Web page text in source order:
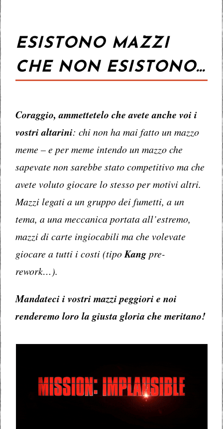
ESISTONO MAZZI
CHE NON ESISTONO…
Coraggio, ammettetelo che avete anche voi i
vostri altarini: chi non ha mai fatto un mazzo
meme – e per meme intendo un mazzo che
sapevate non sarebbe stato competitivo ma che
avete voluto giocare lo stesso per motivi altri.
Mazzi legati a un gruppo dei fumetti, a un
tema, a una meccanica portata all’estremo,
mazzi di carte ingiocabili ma che volevate
giocare a tutti i costi (tipo Kangpre-
rework…).
Mandateci i vostri mazzi peggiori e noi
renderemo loro la giusta gloria che meritano!